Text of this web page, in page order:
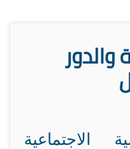
والدور
الاجتماعية